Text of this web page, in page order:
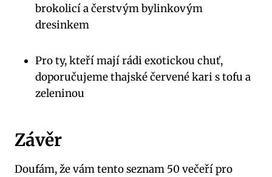
brokolicí a čerstvým bylinkovým
dresinkem
Pro ty, kteří mají rádi exotickou chuť,
doporučujeme thajské červené kari s tofu a
zeleninou
Závěr
Doufám, že vám tento seznam 50 večeří pro